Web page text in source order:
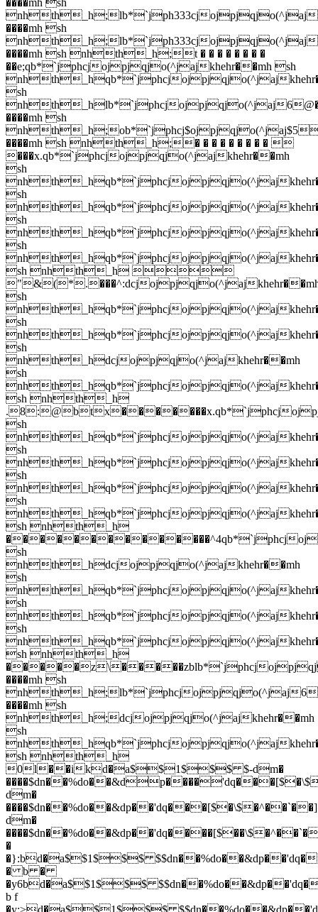
nhth_h;lb*`jph333cjojpjqjo(^jaj
����mh sh
nhth_h;lb*`jph333cjojpjqjo(^jaj
����mh sh nhth_h;t � � � � � � � �
��e;qb*`jphcjojpjqjo(^jajkhehr��mh sh
nhth_hqb*`jphcjojpjqjo(^jaj
sh
nhth_hlb*`jphcjojpjqjo(^jaj
����mh sh
����mh sh nhth_h;� � � � � � � � � 
���x.qb*`jphcjojpjqjo(^jajkhehr��mh
sh
nhth_hqb*`jphcjojpjqjo(^jaj
sh
nhth_hqb*`jphcjojpjqjo(^jaj
sh
nhth_hqb*`jphcjojpjqjo(^jaj
sh
nhth_hqb*`jphcjojpjqjo(^jaj
sh nhth_h 
"&(*.���^:dcjojpjqjo(^jaj
sh
nhth_hqb*`jphcjojpjqjo(^jaj
sh
nhth_hqb*`jphcjojpjqjo(^jaj
sh
nhth_hdcjojpjqjo(^jajkhehr��mh
sh
nhth_hqb*`jphcjojpjqjo(^jaj
sh nhth_h
.8:@btx�������x.qb*`jphcj
sh
nhth_hqb*`jphcjojpjqjo(^jaj
sh
nhth_hqb*`jphcjojpjqjo(^jaj
sh
nhth_hqb*`jphcjojpjqjo(^jaj
sh
nhth_hqb*`jphcjojpjqjo(^jaj
sh nhth_h
��������������^4qb*`jphcj
sh
nhth_hdcjojpjqjo(^jajkhehr��mh
sh
nhth_hqb*`jphcjojpjqjo(^jaj
sh
nhth_hqb*`jphcjojpjqjo(^jaj
sh
nhth_hqb*`jphcjojpjqjo(^jaj
sh nhth_h
�����z\�����zblb*`jphcj
����mh sh
nhth_h;lb*`jphcjojpjqjo(^jaj
����mh sh
nhth_h;dcjojpjqjo(^jajkhehr��mh
sh
nhth_hqb*`jphcjojpjqjo(^jaj
sh nhth_h
0l��ikd�a$$1$$$ $-dm�
dm�
dm�
�
�}:bd�a$$1$$$
� b �
�y6bd�a$$1$$$
b f
�y:>d�a$$1$$$